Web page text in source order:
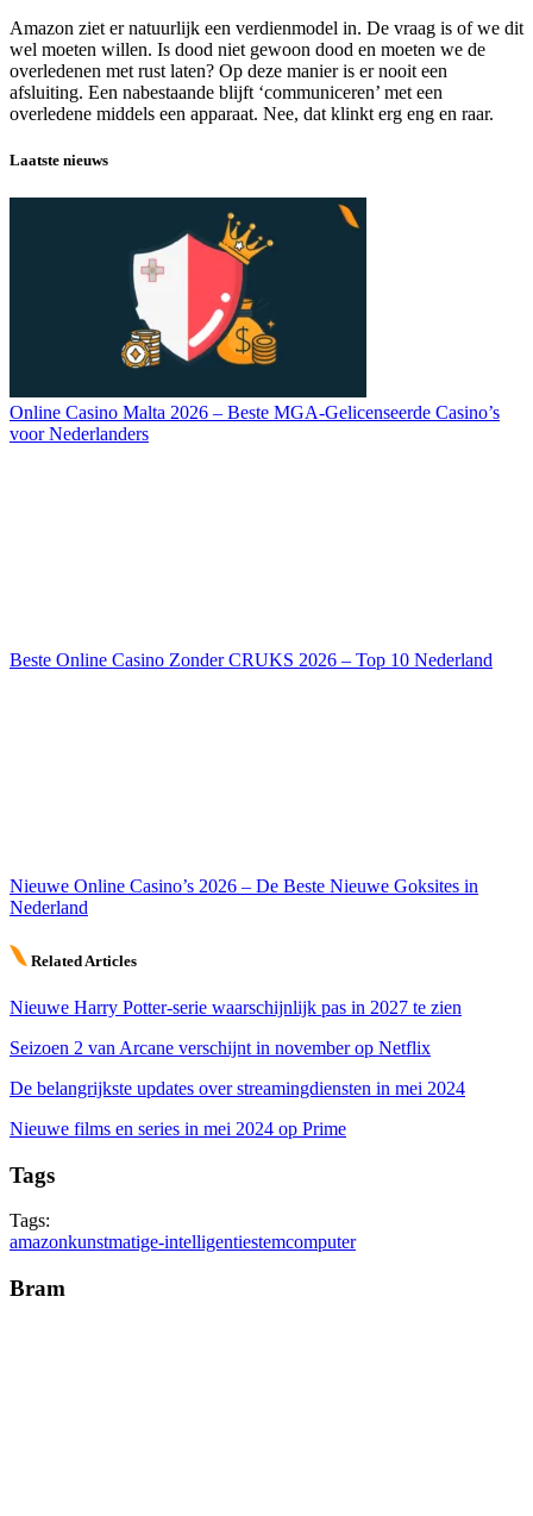
Amazon ziet er natuurlijk een verdienmodel in. De vraag is of we dit
wel moeten willen. Is dood niet gewoon dood en moeten we de
overledenen met rust laten? Op deze manier is er nooit een
afsluiting. Een nabestaande blijft ‘communiceren’ met een
overledene middels een apparaat. Nee, dat klinkt erg eng en raar.
Laatste nieuws
Online Casino Malta 2026 – Beste MGA-Gelicenseerde Casino’s
voor Nederlanders
Beste Online Casino Zonder CRUKS 2026 – Top 10 Nederland
Nieuwe Online Casino’s 2026 – De Beste Nieuwe Goksites in
Nederland
Related Articles
Nieuwe Harry Potter-serie waarschijnlijk pas in 2027 te zien
Seizoen 2 van Arcane verschijnt in november op Netflix
De belangrijkste updates over streamingdiensten in mei 2024
Nieuwe films en series in mei 2024 op Prime
Tags
Tags:
amazonkunstmatige-intelligentiestemcomputer
Bram